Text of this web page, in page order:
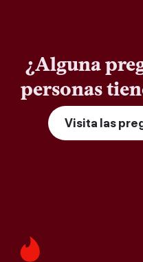
¿Alguna
personas
Visita las